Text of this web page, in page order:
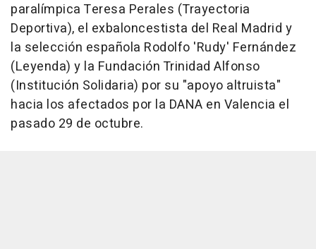
paralímpica Teresa Perales (Trayectoria
Deportiva), el exbaloncestista del Real Madrid y
la selección española Rodolfo 'Rudy' Fernández
(Leyenda) y la Fundación Trinidad Alfonso
(Institución Solidaria) por su "apoyo altruista"
hacia los afectados por la DANA en Valencia el
pasado 29 de octubre.